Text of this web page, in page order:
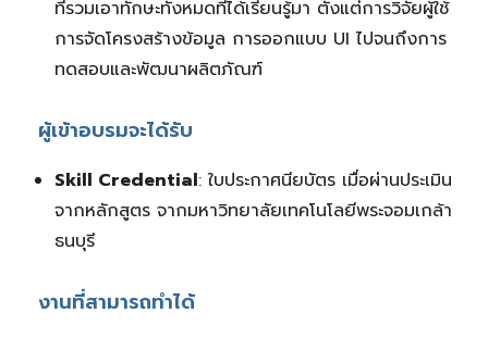
ที่รวมเอาทักษะทั้งหมดที่ได้เรียนรู้มา ตั้งแต่การวิจัยผู้ใช้
การจัดโครงสร้างข้อมูล การออกแบบ UI ไปจนถึงการ
ทดสอบและพัฒนาผลิตภัณฑ์
ผู้เข้าอบรมจะได้รับ
Skill Credential: ใบประกาศนียบัตร เมื่อผ่านประเมิน
จากหลักสูตร จากมหาวิทยาลัยเทคโนโลยีพระจอมเกล้า
ธนบุรี
งานที่สามารถทำได้